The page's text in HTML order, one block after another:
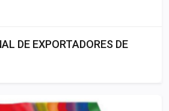
DE EXPORTADORES DE